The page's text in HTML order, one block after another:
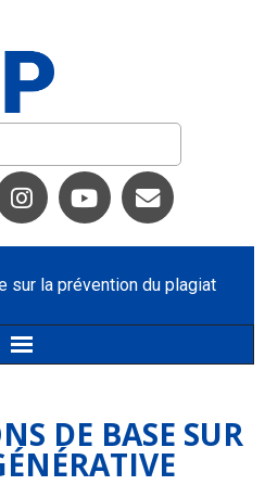
sur la prévention du plagiat
DE BASE SUR